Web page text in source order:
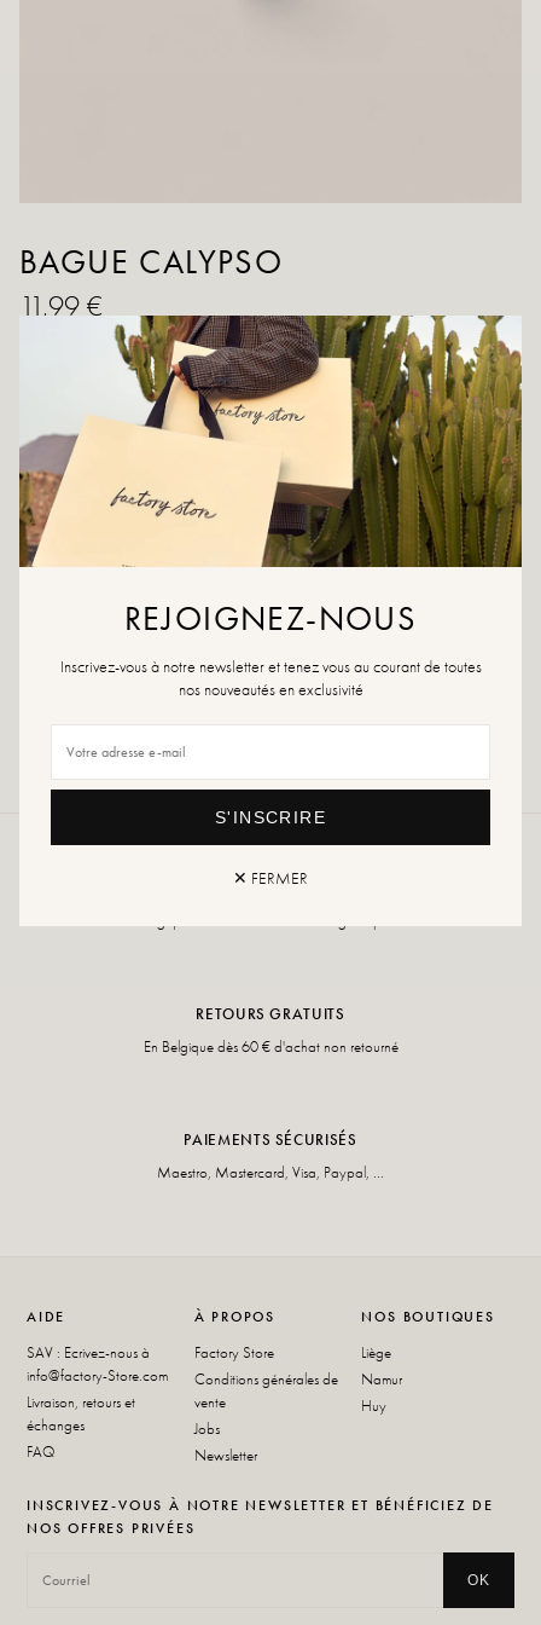
BAGUE CALYPSO
11,99 €
AJOUTER AU PANIER
AJOUTER À LA WISHLIST
Bague Bicolore en acier inoxidable
LIVRAISON OFFERTE
RETOURS GRATUITS
En Belgique dès 60 € d'achat non retourné
PAIEMENTS SÉCURISÉS
Maestro, Mastercard, Visa, Paypal, ...
AIDE
SAV : Ecrivez-nous à
info@factory-Store.com
Livraison, retours et
échanges
FAQ
À PROPOS
Factory Store
Conditions générales de
vente
Jobs
Newsletter
NOS BOUTIQUES
Liège
Namur
Huy
INSCRIVEZ-VOUS À NOTRE NEWSLETTER ET BÉNÉFICIEZ DE
NOS OFFRES PRIVÉES
OK
REJOIGNEZ-NOUS
Inscrivez-vous à notre newsletter et tenez vous au courant de toutes
nos nouveautés en exclusivité
S'INSCRIRE
✕ FERMER